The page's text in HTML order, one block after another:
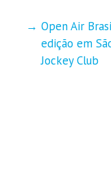
Open Air
edição em
Jockey Club